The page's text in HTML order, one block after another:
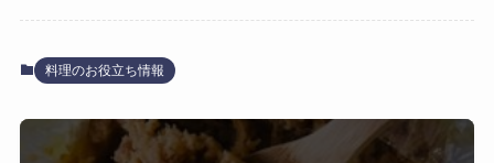
料理のお役立ち情報